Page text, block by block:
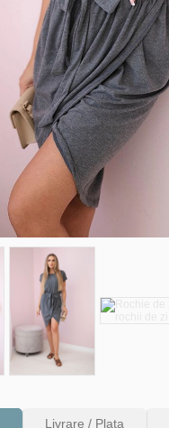
Livrare / Plata